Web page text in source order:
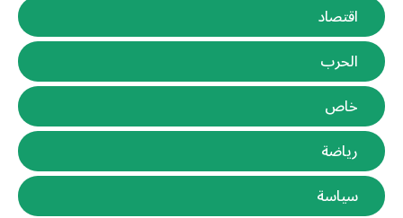
اقتصاد
الحرب
خاص
رياضة
سياسة